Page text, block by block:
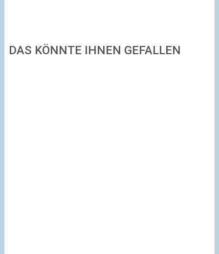
DAS KÖNNTE IHNEN GEFALLEN